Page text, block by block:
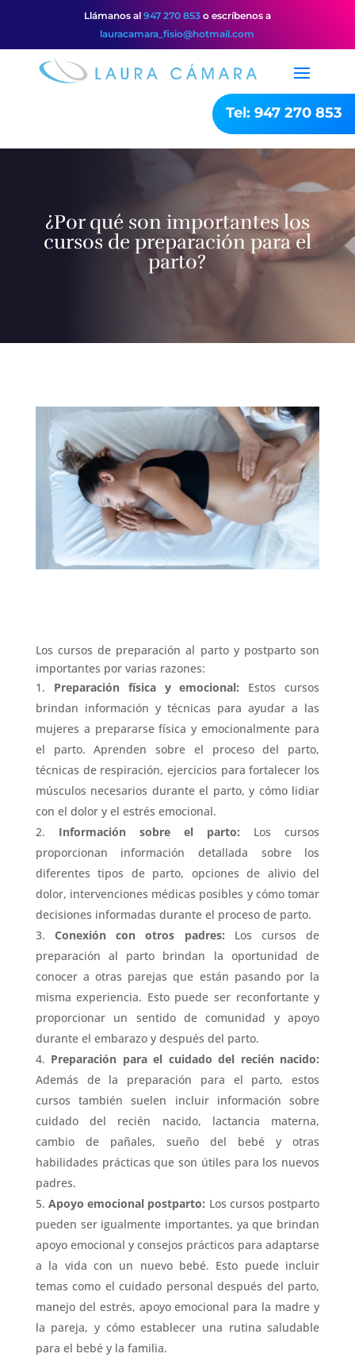
Llámanos al 947 270 853o escríbenos a
lauracamara_fisio@hotmail.com
Tel: 947 270 853
¿Por qué son importantes los
cursos de preparación para el
parto?
Los cursos de preparación al parto y postparto son
importantes por varias razones:
Preparación física y emocional: Estos cursos
brindan información y técnicas para ayudar a las
mujeres a prepararse física y emocionalmente para
el parto. Aprenden sobre el proceso del parto,
técnicas de respiración, ejercicios para fortalecer los
músculos necesarios durante el parto, y cómo lidiar
con el dolor y el estrés emocional.
Información sobre el parto: Los cursos
proporcionan información detallada sobre los
diferentes tipos de parto, opciones de alivio del
dolor, intervenciones médicas posibles y cómo tomar
decisiones informadas durante el proceso de parto.
Conexión con otros padres: Los cursos de
preparación al parto brindan la oportunidad de
conocer a otras parejas que están pasando por la
misma experiencia. Esto puede ser reconfortante y
proporcionar un sentido de comunidad y apoyo
durante el embarazo y después del parto.
Preparación para el cuidado del recién nacido:
Además de la preparación para el parto, estos
cursos también suelen incluir información sobre
cuidado del recién nacido, lactancia materna,
cambio de pañales, sueño del bebé y otras
habilidades prácticas que son útiles para los nuevos
padres.
Apoyo emocional postparto: Los cursos postparto
pueden ser igualmente importantes, ya que brindan
apoyo emocional y consejos prácticos para adaptarse
a la vida con un nuevo bebé. Esto puede incluir
temas como el cuidado personal después del parto,
manejo del estrés, apoyo emocional para la madre y
la pareja, y cómo establecer una rutina saludable
para el bebé y la familia.